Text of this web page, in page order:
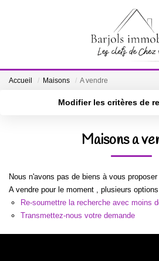
ACCUEIL
BIENS
NOTRE
CONTACT
Accueil Maisons A vendre
Modifier les critères de
Plus de critères
Maisons a
Nous n'avons pas de biens à vous
A vendre pour le moment , plusieurs
Re-soumettre la recherche avec moins
Transmettez-nous votre demande